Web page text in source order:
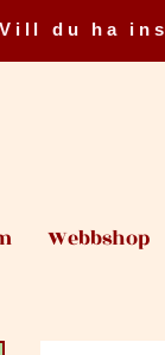
Vill du ha
Webbshop